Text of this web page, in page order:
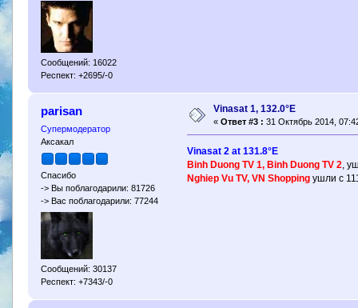
Сообщений: 16022
Респект: +2695/-0
parisan
Супермодератор
Аксакал
Спасибо
-> Вы поблагодарили: 81726
-> Вас поблагодарили: 77244
Сообщений: 30137
Респект: +7343/-0
Vinasat 1, 132.0°E
« Ответ #3 : 31 Октябрь 2014,
Vinasat 2 at 131.8°E
Binh Duong TV 1, Binh Duong TV 2,
Nghiep Vu TV, VN Shopping ушли с